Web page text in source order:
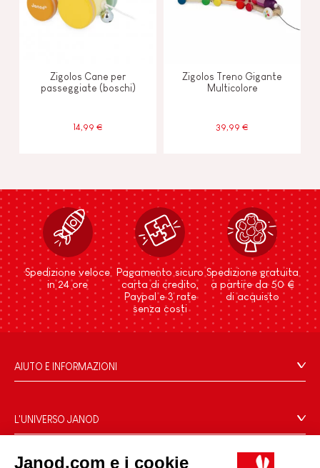
Janod.com e i cookie
Zigolos Cane per
passeggiate (boschi)
14,99 €
Zigolos Treno Gigante
Multicolore
39,99 €
Spedizione veloce
in 24 ore
Pagamento sicuro
carta di credito,
Paypal e 3 rate
senza costi
Spedizione gratuita
a partire da 50 €
di acquisto
AIUTO E INFORMAZIONI
Domande Frequenti
Contatti
Negozi
L'UNIVERSO JANOD
Le nostre attività